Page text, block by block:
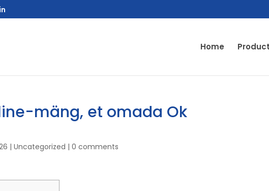
Home
mäng, et omada Ok
|Uncategorized |0 comments